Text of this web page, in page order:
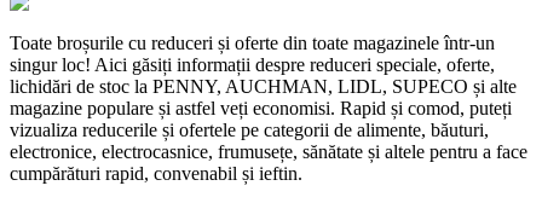
Toate broșurile cu reduceri și oferte din toate magazinele într-un
singur loc! Aici găsiți informații despre reduceri speciale, oferte,
lichidări de stoc la PENNY, AUCHMAN, LIDL, SUPECO și alte
magazine populare și astfel veți economisi. Rapid și comod, puteți
vizualiza reducerile și ofertele pe categorii de alimente, băuturi,
electronice, electrocasnice, frumusețe, sănătate și altele pentru a face
cumpărături rapid, convenabil și ieftin.